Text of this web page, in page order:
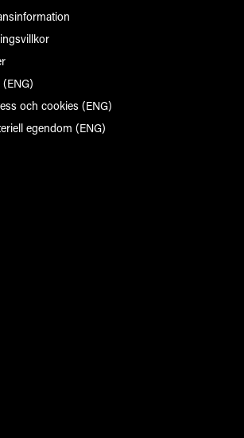
och cookies (ENG)
egendom (ENG)